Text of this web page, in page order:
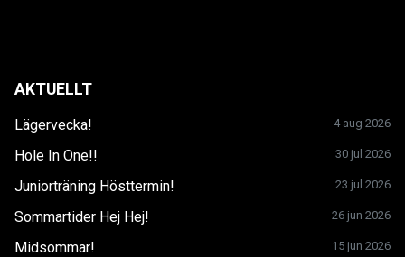
AKTUELLT
Lägervecka! 4 aug 2026
Hole In One!! 30 jul 2026
Juniorträning Hösttermin! 23 jul 2026
Sommartider Hej Hej! 26 jun 2026
Midsommar! 15 jun 2026